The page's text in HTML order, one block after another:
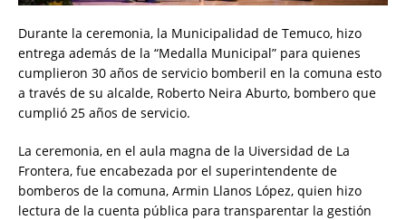
Durante la ceremonia, la Municipalidad de Temuco, hizo
entrega además de la “Medalla Municipal” para quienes
cumplieron 30 años de servicio bomberil en la comuna esto
a través de su alcalde, Roberto Neira Aburto, bombero que
cumplió 25 años de servicio.
La ceremonia, en el aula magna de la Uiversidad de La
Frontera, fue encabezada por el superintendente de
bomberos de la comuna, Armin Llanos López, quien hizo
lectura de la cuenta pública para transparentar la gestión